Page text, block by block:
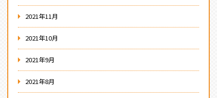
2021年11月
2021年10月
2021年9月
2021年8月